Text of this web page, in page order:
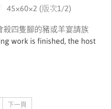
45×60×2 (版次1/2)
四隻腳的豬或羊宴請族
work is finished, the host
下一頁